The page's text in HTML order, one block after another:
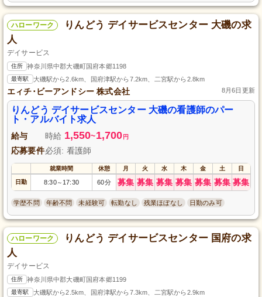
ハローワーク
りんどう デイサービスセンター 大磯の求
人
デイサービス
住所 神奈川県中郡大磯町国府本郷1198
最寄駅 大磯駅から2.6km、国府津駅から7.2km、二宮駅から2.8km
エィチ･ビーアンドシー 株式会社 8月6日更新
りんどう デイサービスセンター 大磯の看護師のパー
ト・アルバイト求人
給与 時給 1,550~1,700 円
応募要件必須: 看護師
就業時間 休憩 月 火 水 木 金 土 日
日勤 8:30～ 17:30 60分 募集 募集 募集 募集 募集 募集 募集
学歴不問 年齢不問 未経験可 転勤なし 残業ほぼなし 日勤のみ可
ハローワーク
りんどう デイサービスセンター 国府の求
人
デイサービス
住所 神奈川県中郡大磯町国府本郷1199
最寄駅 大磯駅から2.5km、国府津駅から7.3km、二宮駅から2.9km